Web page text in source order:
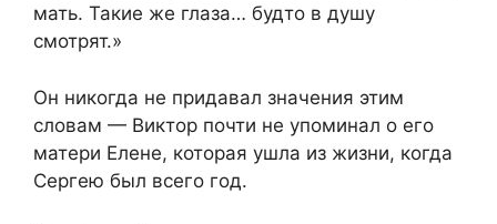
мать. Такие же глаза… будто в душу
смотрят.»
Он никогда не придавал значения этим
словам — Виктор почти не упоминал о его
матери Елене, которая ушла из жизни, когда
Сергею был всего год.